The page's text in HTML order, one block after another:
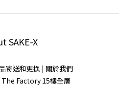
SAKE-X
寄送和更換 | 關於我們
Factory 15樓全層